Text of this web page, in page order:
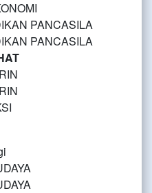
PANCASILA
PANCASILA